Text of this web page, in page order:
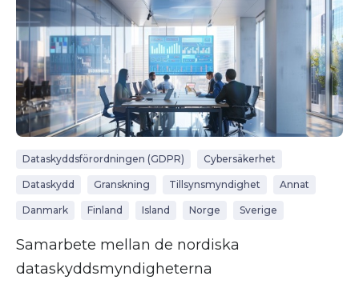
Dataskyddsförordningen (GDPR) Cybersäkerhet
Dataskydd Granskning Tillsynsmyndighet Annat
Danmark Finland Island Norge Sverige
Samarbete mellan de nordiska
dataskyddsmyndigheterna